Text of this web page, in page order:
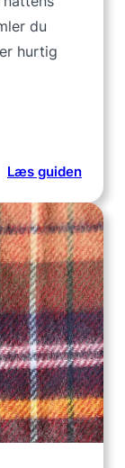
du
hurtig
Læs guiden:
Hvilke
er
bedst
egnet
til
om